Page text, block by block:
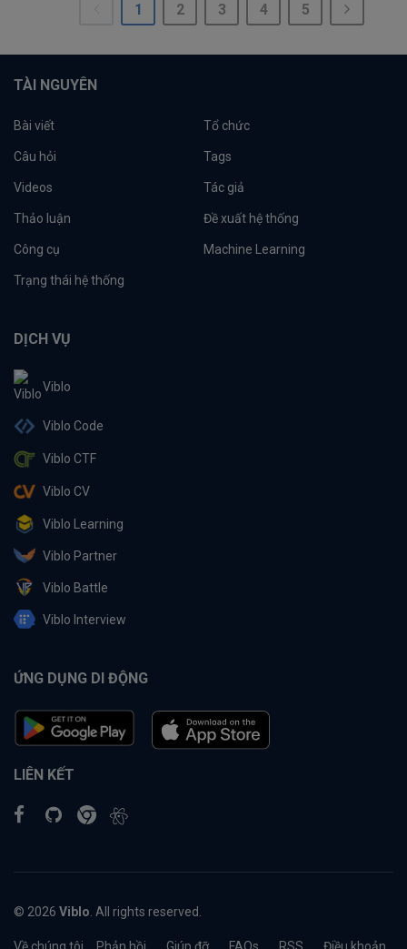
1 2 3 4 5
TÀI NGUYÊN
Bài viết Tổ chức
Câu hỏi Tags
Videos Tác giả
Thảo luận Đề xuất hệ thống
Công cụ Machine Learning
Trạng thái hệ thống
DỊCH VỤ
Viblo
Viblo Code
Viblo CTF
Viblo CV
Viblo Learning
Viblo Partner
Viblo Battle
Viblo Interview
ỨNG DỤNG DI ĐỘNG
LIÊN KẾT
© 2026 Viblo . All rights reserved.